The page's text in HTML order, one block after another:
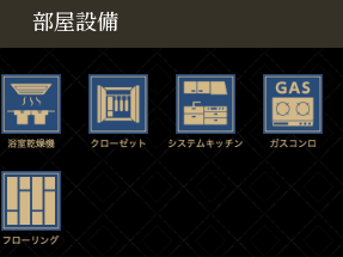
部屋設備